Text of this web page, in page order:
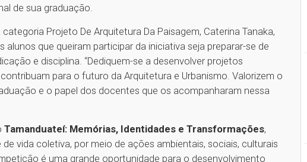
de sua graduação.
Projeto De Arquitetura Da Paisagem, Caterina Tanaka,
que queiram participar da iniciativa seja preparar-se de
e disciplina. “Dediquem-se a desenvolver projetos
para o futuro da Arquitetura e Urbanismo. Valorizem o
e o papel dos docentes que os acompanharam nessa
Tamanduateí: Memórias, Identidades e Transformações,
vida coletiva, por meio de ações ambientais, sociais, culturais
é uma grande oportunidade para o desenvolvimento